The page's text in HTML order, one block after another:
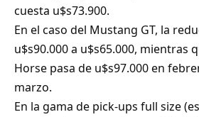
cuesta u$s73.900.
En el caso del Mustang GT, la
u$s90.000 a u$s65.000, mientras
Horse pasa de u$s97.000 en
marzo.
En la gama de pick-ups full size